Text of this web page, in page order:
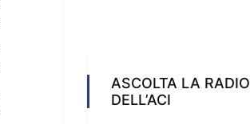
ASCOLTA LA RADIO
DELL’ACI